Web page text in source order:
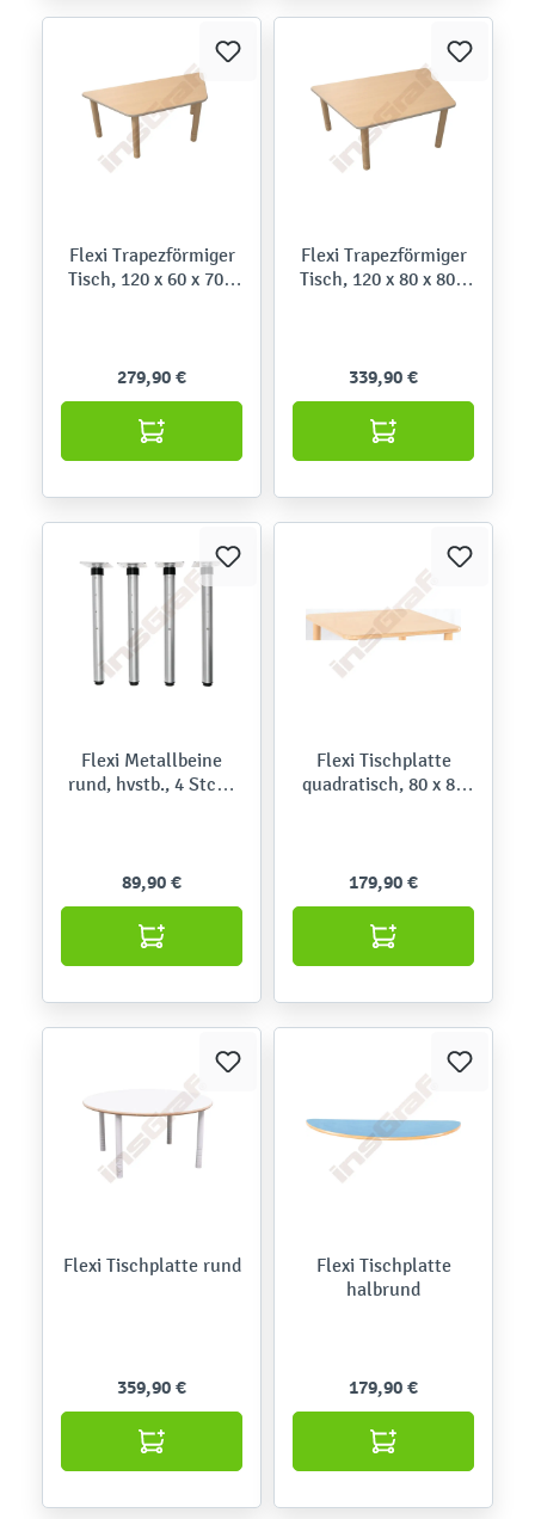
Flexi Trapezförmiger
Tisch, 120 x 60 x 70 x
279,90 €
Flexi Trapezförmiger
Tisch, 120 x 80 x 80 x
339,90 €
Flexi Metallbeine
rund, hvstb., 4 Stck.,
89,90 €
Flexi Tischplatte
quadratisch, 80 x 80
179,90 €
Flexi Tischplatte rund
359,90 €
Flexi Tischplatte
halbrund
179,90 €